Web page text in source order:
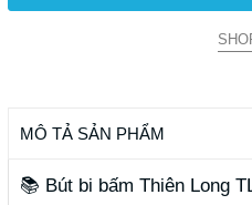
MÔ TẢ SẢN PHẨM
📚 Bút bi bấm Thiên Long